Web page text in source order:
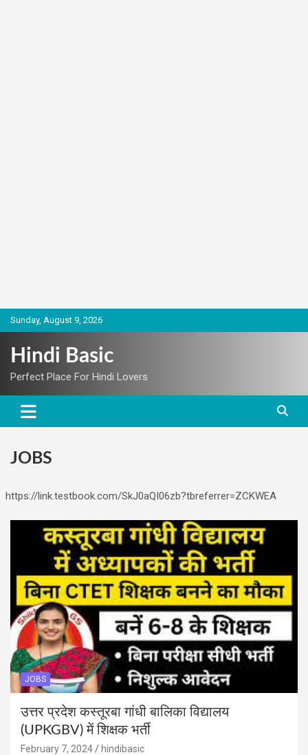
Skip
to
content
Sunday, August 9, 2026
Hindi Basic
Perfect Place For Hindi Lovers
JOBS
https://link.testbook.com/SkJ0aQI06zb?tbreferrer=ZCKWEA
JOBS
उत्तर प्रदेश कस्तूरबा गांधी बालिका विद्यालय
(UPKGBV) में शिक्षक भर्ती
February 7, 2024 hindibasic